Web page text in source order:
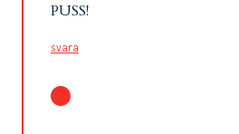
PUSS!
svara